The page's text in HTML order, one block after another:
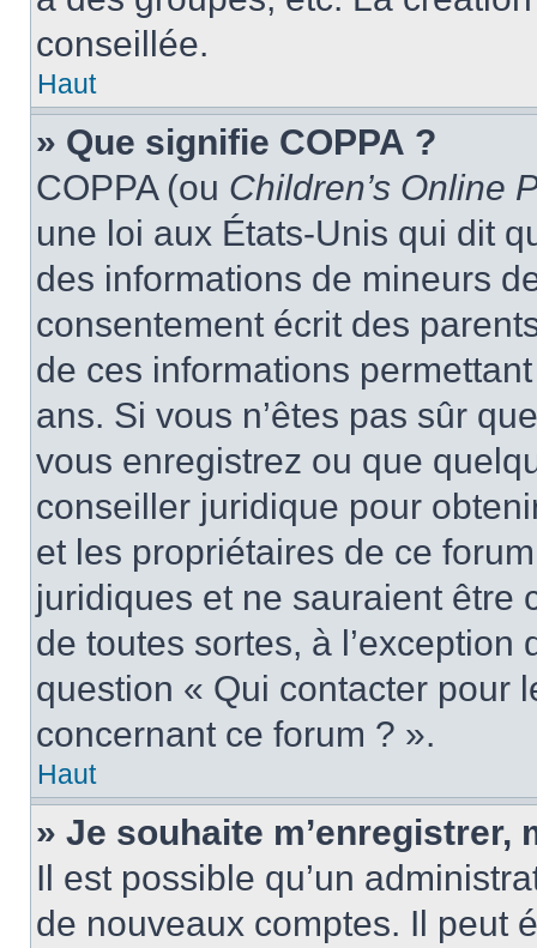
conseillée.
Haut
» Que signifie COPPA ?
COPPA (ou Children’s Online
une loi aux États-Unis qui dit
des informations de mineurs
consentement écrit des
de ces informations
ans. Si vous n’êtes pas sûr
vous enregistrez ou que
conseiller juridique pour
et les propriétaires de ce
juridiques et ne sauraient être
de toutes sortes, à
question « Qui contacter pour
concernant ce forum ? ».
Haut
» Je souhaite m’enregistrer,
Il est possible qu’un
de nouveaux comptes. Il peut